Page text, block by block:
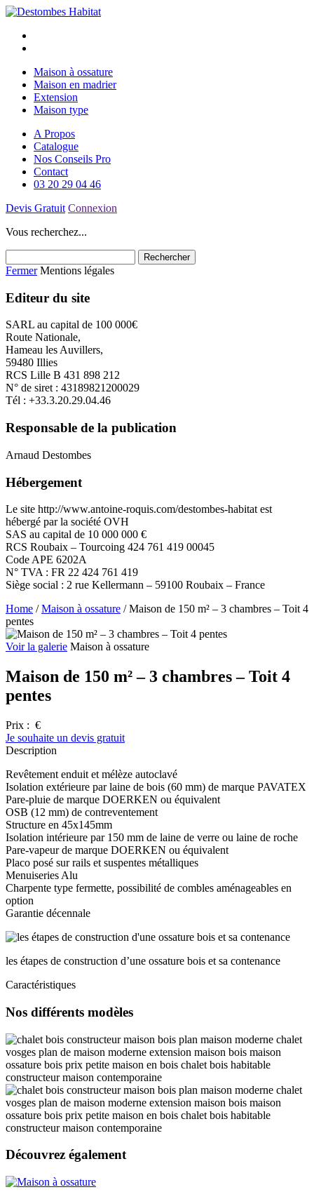
Maison à ossature
Maison en madrier
Extension
Maison type
A Propos
Catalogue
Nos Conseils Pro
Contact
03 20 29 04 46
Devis Gratuit Connexion
Vous recherchez...
Fermer Mentions légales
Editeur du site
SARL au capital de 100 000€
Route Nationale,
Hameau les Auvillers,
59480 Illies
RCS Lille B 431 898 212
N° de siret : 43189821200029
Tél : +33.3.20.29.04.46
Responsable de la publication
Arnaud Destombes
Hébergement
Le site http://www.antoine-roquis.com/destombes-habitat est
hébergé par la société OVH
SAS au capital de 10 000 000 €
RCS Roubaix – Tourcoing 424 761 419 00045
Code APE 6202A
N° TVA : FR 22 424 761 419
Siège social : 2 rue Kellermann – 59100 Roubaix – France
Home /Maison à ossature / Maison de 150 m² – 3 chambres – Toit 4
pentes
Voir la galerie Maison à ossature
Maison de 150 m² – 3 chambres – Toit 4
pentes
Prix : €
Je souhaite un devis gratuit
Description
Revêtement enduit et mélèze autoclavé
Isolation extérieure par laine de bois (60 mm) de marque PAVATEX
Pare-pluie de marque DOERKEN ou équivalent
OSB (12 mm) de contreventement
Structure en 45x145mm
Isolation intérieure par 150 mm de laine de verre ou laine de roche
Pare-vapeur de marque DOERKEN ou équivalent
Placo posé sur rails et suspentes métalliques
Menuiseries Alu
Charpente type fermette, possibilité de combles aménageables en
option
Garantie décennale
les étapes de construction d’une ossature bois et sa contenance
Caractéristiques
Nos différents modèles
Découvrez également